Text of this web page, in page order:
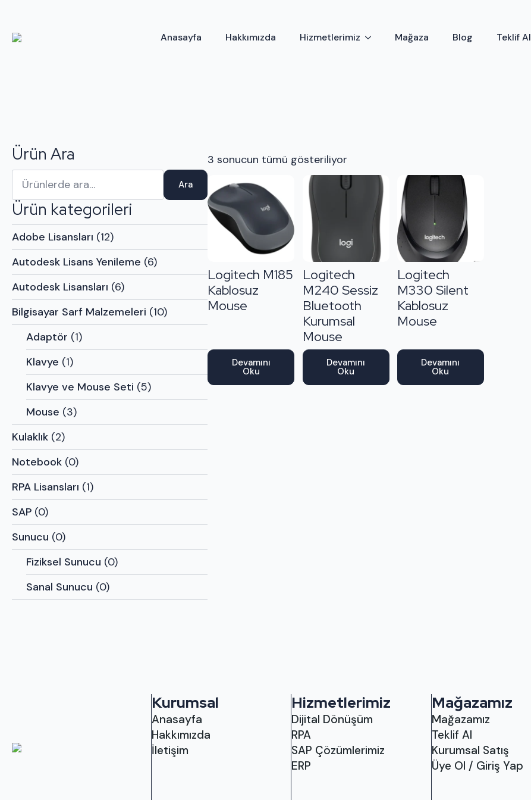
Anasayfa Hakkımızda Hizmetlerimiz Mağaza Blog Teklif Al
Ürün Ara
Ara:
Ara
Ürün kategorileri
Adobe Lisansları (12)
Autodesk Lisans Yenileme (6)
Autodesk Lisansları (6)
Bilgisayar Sarf Malzemeleri (10)
Adaptör (1)
Klavye (1)
Klavye ve Mouse Seti (5)
Mouse (3)
Kulaklık (2)
Notebook (0)
RPA Lisansları (1)
SAP (0)
Sunucu (0)
Fiziksel Sunucu (0)
Sanal Sunucu (0)
3 sonucun tümü gösteriliyor
Logitech M185
Kablosuz
Mouse
Devamını
Oku
Logitech
M240 Sessiz
Bluetooth
Kurumsal
Mouse
Devamını
Oku
Logitech
M330 Silent
Kablosuz
Mouse
Devamını
Oku
Kurumsal
Anasayfa
Hakkımızda
İletişim
Hizmetlerimiz
Dijital Dönüşüm
RPA
SAP Çözümlerimiz
ERP
Mağazamız
Mağazamız
Teklif Al
Kurumsal Satış
Üye Ol / Giriş Yap